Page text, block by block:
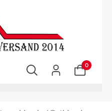
0